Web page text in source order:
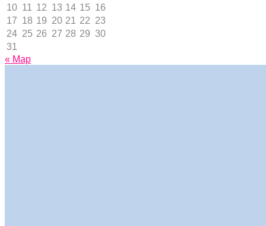
10 11 12 13 14 15 16
17 18 19 20 21 22 23
24 25 26 27 28 29 30
31
« Мар